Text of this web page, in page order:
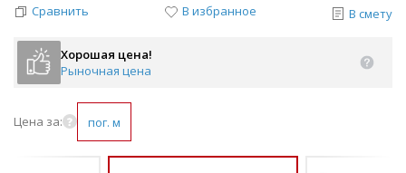
Сравнить В избранное В смету
Хорошая цена!
Рыночная цена
Цена за: пог. м